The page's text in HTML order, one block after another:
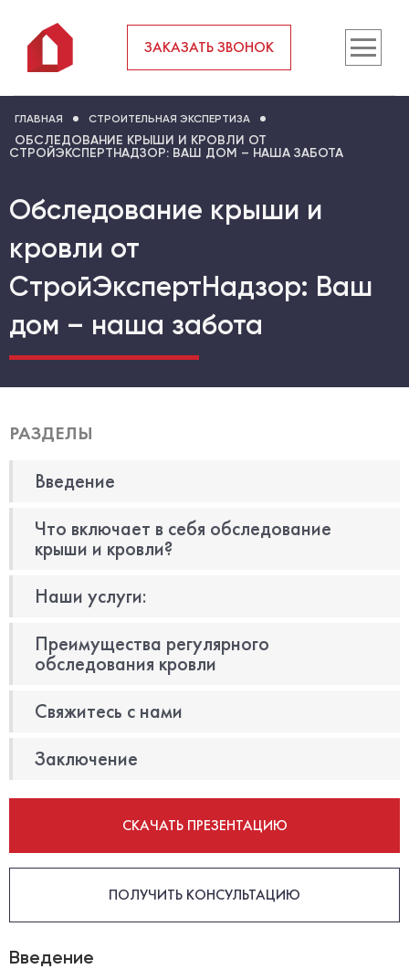
ЗАКАЗАТЬ ЗВОНОК
ГЛАВНАЯ СТРОИТЕЛЬНАЯ ЭКСПЕРТИЗА
ОБСЛЕДОВАНИЕ КРЫШИ И КРОВЛИ ОТ
СТРОЙЭКСПЕРТНАДЗОР: ВАШ ДОМ – НАША ЗАБОТА
Обследование крыши и
кровли от
СтройЭкспертНадзор: Ваш
дом – наша забота
РАЗДЕЛЫ
Введение
Что включает в себя обследование
крыши и кровли?
Наши услуги:
Преимущества регулярного
обследования кровли
Свяжитесь с нами
Заключение
СКАЧАТЬ ПРЕЗЕНТАЦИЮ
ПОЛУЧИТЬ КОНСУЛЬТАЦИЮ
Введение